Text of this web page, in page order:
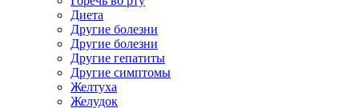
Диета
Другие болезни
Другие болезни
Другие гепатиты
Другие симптомы
Желтуха
Желудок